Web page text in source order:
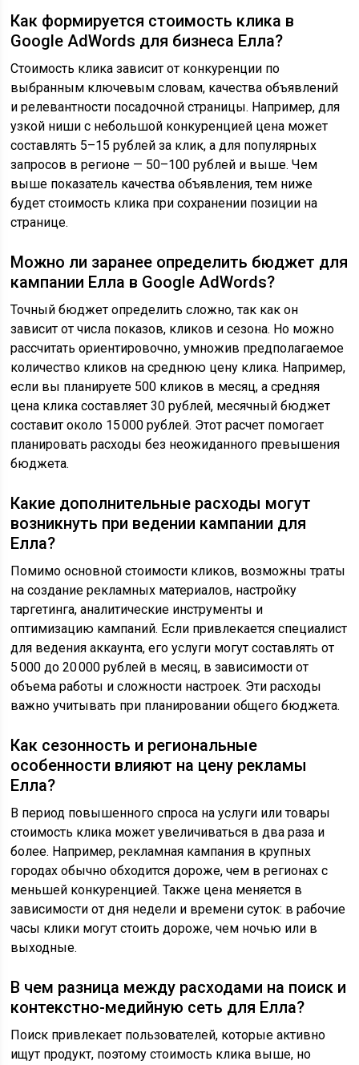
Как формируется стоимость клика в
Google AdWords для бизнеса Елла?
Стоимость клика зависит от конкуренции по
выбранным ключевым словам, качества объявлений
и релевантности посадочной страницы. Например, для
узкой ниши с небольшой конкуренцией цена может
составлять 5–15 рублей за клик, а для популярных
запросов в регионе — 50–100 рублей и выше. Чем
выше показатель качества объявления, тем ниже
будет стоимость клика при сохранении позиции на
странице.
Можно ли заранее определить бюджет для
кампании Елла в Google AdWords?
Точный бюджет определить сложно, так как он
зависит от числа показов, кликов и сезона. Но можно
рассчитать ориентировочно, умножив предполагаемое
количество кликов на среднюю цену клика. Например,
если вы планируете 500 кликов в месяц, а средняя
цена клика составляет 30 рублей, месячный бюджет
составит около 15 000 рублей. Этот расчет помогает
планировать расходы без неожиданного превышения
бюджета.
Какие дополнительные расходы могут
возникнуть при ведении кампании для
Елла?
Помимо основной стоимости кликов, возможны траты
на создание рекламных материалов, настройку
таргетинга, аналитические инструменты и
оптимизацию кампаний. Если привлекается специалист
для ведения аккаунта, его услуги могут составлять от
5 000 до 20 000 рублей в месяц, в зависимости от
объема работы и сложности настроек. Эти расходы
важно учитывать при планировании общего бюджета.
Как сезонность и региональные
особенности влияют на цену рекламы
Елла?
В период повышенного спроса на услуги или товары
стоимость клика может увеличиваться в два раза и
более. Например, рекламная кампания в крупных
городах обычно обходится дороже, чем в регионах с
меньшей конкуренцией. Также цена меняется в
зависимости от дня недели и времени суток: в рабочие
часы клики могут стоить дороже, чем ночью или в
выходные.
В чем разница между расходами на поиск и
контекстно-медийную сеть для Елла?
Поиск привлекает пользователей, которые активно
ищут продукт, поэтому стоимость клика выше, но